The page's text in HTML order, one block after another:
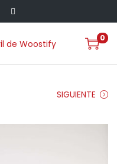
0
SIGUIENTE